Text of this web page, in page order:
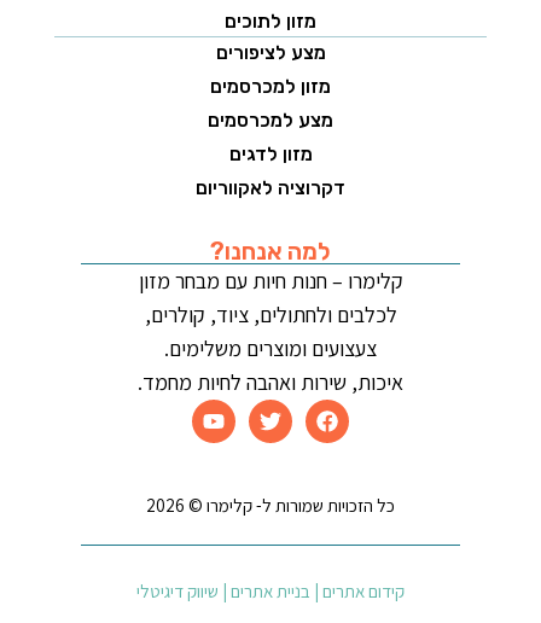
מזון לתוכים
מצע לציפורים
מזון למכרסמים
מצע למכרסמים
מזון לדגים
דקרוציה לאקווריום
למה אנחנו?
קלימרו – חנות חיות עם מבחר מזון
לכלבים ולחתולים, ציוד, קולרים,
צעצועים ומוצרים משלימים.
איכות, שירות ואהבה לחיות מחמד.
כל הזכויות שמורות ל- קלימרו © 2026
קידום אתרים | בניית אתרים | שיווק דיגיטלי